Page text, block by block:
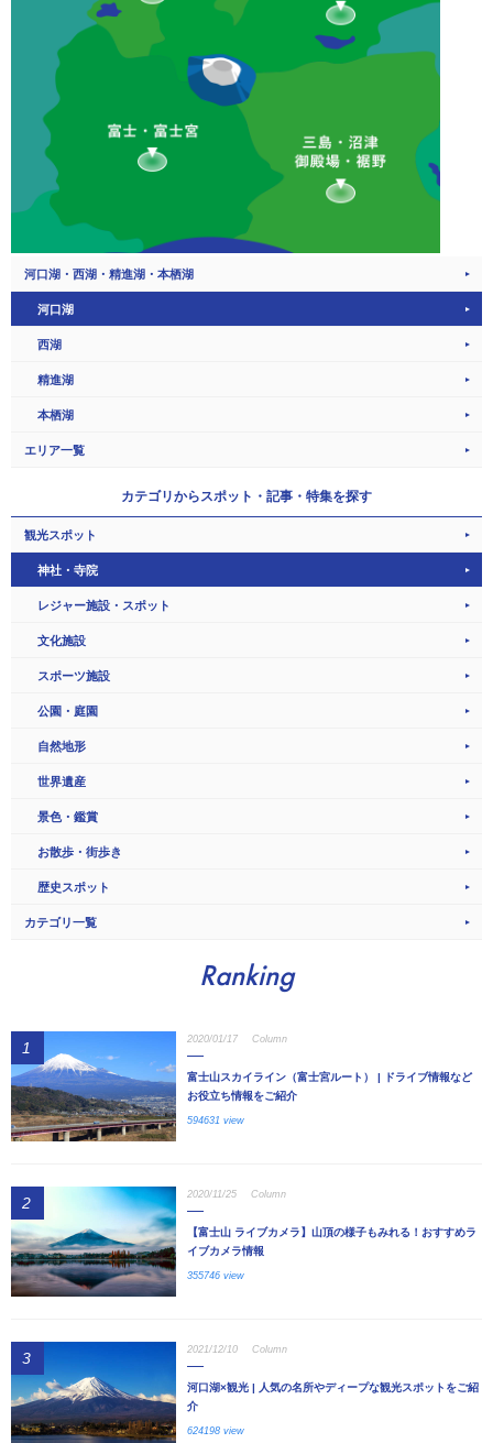
河口湖・西湖・精進湖・本栖湖
河口湖
西湖
精進湖
本栖湖
エリア一覧
カテゴリからスポット・記事・特集を探す
観光スポット
神社・寺院
レジャー施設・スポット
文化施設
スポーツ施設
公園・庭園
自然地形
世界遺産
景色・鑑賞
お散歩・街歩き
歴史スポット
カテゴリ一覧
Ranking
1 2020/01/17 Column
富士山スカイライン（富士宮ルート） | ドライブ情報など
お役立ち情報をご紹介
594631 view
2 2020/11/25 Column
【富士山 ライブカメラ】山頂の様子もみれる！おすすめラ
イブカメラ情報
355746 view
3 2021/12/10 Column
河口湖×観光 | 人気の名所やディープな観光スポットをご紹
介
624198 view